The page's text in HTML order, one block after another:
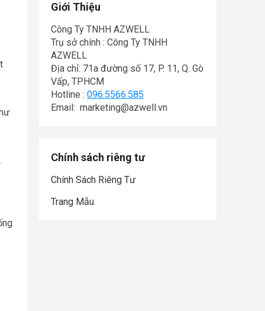
Giới Thiệu
Công Ty TNHH AZWELL
Trụ sở chính : Công Ty TNHH
AZWELL
Địa chỉ: 71a đường số 17, P. 11, Q. Gò
Vấp, TPHCM
Hotline : 096.5566.585
Email: marketing@azwell.vn
Chính sách riêng tư
Chính Sách Riêng Tư
Trang Mẫu